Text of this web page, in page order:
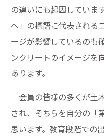
の違いにも起因していま
へ」の標語に代表される
ージが影響しているのも
ンクリートのイメージを
あります。
会員の皆様の多くが土
され、そちらを自分の「
思います。教育段階での